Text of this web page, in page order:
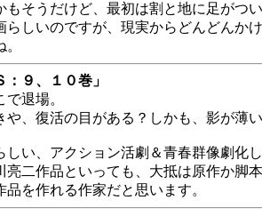
そうだけど、最初は割と地に足がつ
らしいのですが、現実からどんどんか
：９、１０巻」
退場。
、復活の目がある？しかも、影が薄
い、アクション活劇＆青春群像劇化し
二作品といっても、大抵は原作か脚
を作れる作家だと思います。